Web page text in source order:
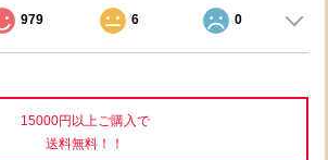
979 6 0
15000円以上ご購入で
送料無料！！